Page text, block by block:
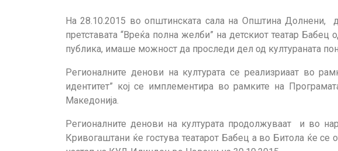
На 28.10.2015 во општинската сала на Општина Долнени,
претставата “Вреќа полна желби” на детскиот театар
публика, имаше можност да проследи дел од култураната
Регионалните денови на културата се реализриаат во
идентитет” кој се имплементира во рамките на
Македонија.
Регионалните денови на културата продолжуваат и во
Кривогаштани ќе гостува театарот Бабец а во Битола ќе